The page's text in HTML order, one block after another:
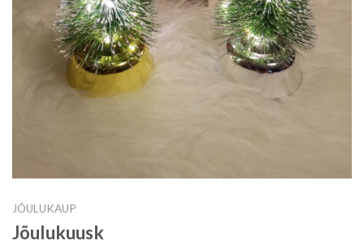
JÕULUKAUP
Jõulukuusk